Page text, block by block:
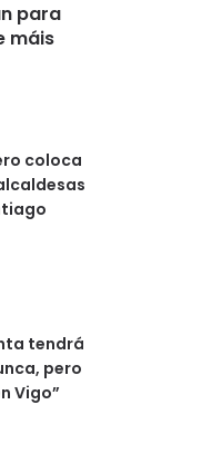
para
máis
coloca
tendrá
pero
Vigo”